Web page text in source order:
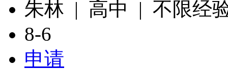
朱林 | 高中 | 不限经
8-6
申请